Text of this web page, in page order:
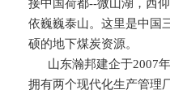
接中国荷都--微山湖，西
依巍巍泰山。这里是中国
硕的地下煤炭资源。
山东瀚邦建企于2007年
拥有两个现代化生产管理